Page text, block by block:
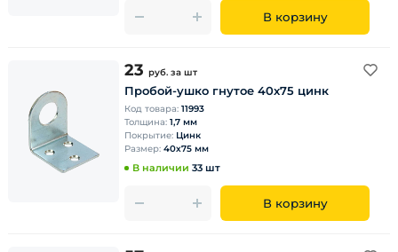
В корзину
23 руб. за шт
Пробой-ушко гнутое 40х75 цинк
Код товара: 11993
Толщина: 1,7 мм
Покрытие: Цинк
Размер: 40х75 мм
В наличии 33 шт
В корзину